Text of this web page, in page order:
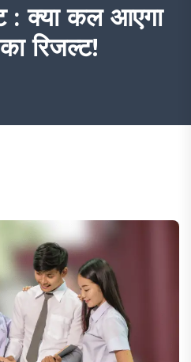
: क्या कल आएगा
रिजल्ट!